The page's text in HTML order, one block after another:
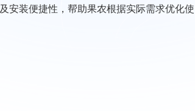
安装便捷性，帮助果农根据实际需求优化使